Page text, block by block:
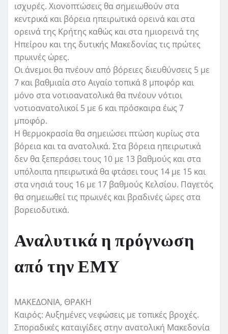
ισχυρές. Χιονοπτώσεις θα σημειωθούν στα
κεντρικά και βόρεια ηπειρωτικά ορεινά και στα
ορεινά της Κρήτης καθώς και στα ημιορεινά της
Ηπείρου και της δυτικής Μακεδονίας τις πρώτες
πρωινές ώρες.
Οι άνεμοι θα πνέουν από βόρειες διευθύνσεις 5 με
7 και βαθμιαία στο Αιγαίο τοπικά 8 μποφόρ και
μόνο στα νοτιοανατολικά θα πνέουν νότιοι
νοτιοανατολικοί 5 με 6 και πρόσκαιρα έως 7
μποφόρ.
Η θερμοκρασία θα σημειώσει πτώση κυρίως στα
βόρεια και τα ανατολικά. Στα βόρεια ηπειρωτικά
δεν θα ξεπεράσει τους 10 με 13 βαθμούς και στα
υπόλοιπα ηπειρωτικά θα φτάσει τους 14 με 15 και
στα νησιά τους 16 με 17 βαθμούς Κελσίου. Παγετός
θα σημειωθεί τις πρωινές και βραδινές ώρες στα
βορειοδυτικά.
Αναλυτικά η πρόγνωση
από την ΕΜΥ
ΜΑΚΕΔΟΝΙΑ, ΘΡΑΚΗ
Καιρός: Αυξημένες νεφώσεις με τοπικές βροχές.
Σποραδικές καταιγίδες στην ανατολική Μακεδονία